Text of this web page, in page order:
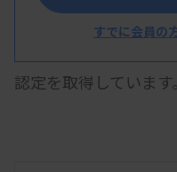
認定を取得していま
すでに会員の